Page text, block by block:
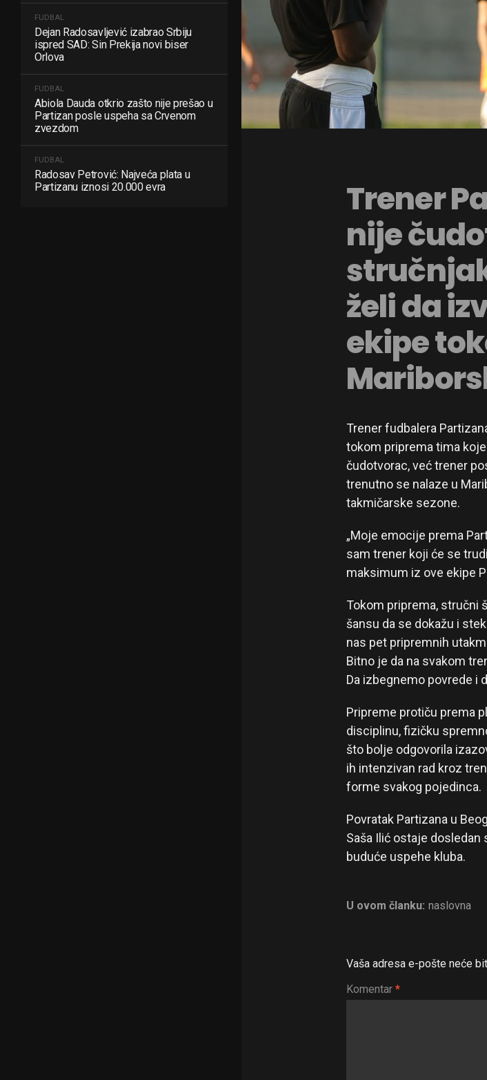
FUDBAL
Dejan Radosavljević izabrao Srbiju
ispred SAD: Sin Prekija novi biser
Orlova
FUDBAL
Abiola Dauda otkrio zašto nije prešao u
Partizan posle uspeha sa Crvenom
zvezdom
FUDBAL
Radosav Petrović: Najveća plata u
Partizanu iznosi 20.000 evra
Trener
nije
želi da
ekipe
Trener fudbalera
tokom priprema tima
čudotvorac, već trener
trenutno se nalaze u
takmičarske sezone.
„Moje emocije prema
sam trener koji će se
maksimum iz ove ekipe
Tokom priprema, stručni
šansu da se dokažu i
nas pet pripremnih
Bitno je da na svakom
Da izbegnemo povrede i
Pripreme protiču prema
disciplinu, fizičku
što bolje odgovorila
ih intenzivan rad kroz
forme svakog pojedinca.
Povratak Partizana u
Saša Ilić ostaje
buduće uspehe kluba.
U ovom članku: naslovna
Vaša adresa e-pošte neće
Komentar *